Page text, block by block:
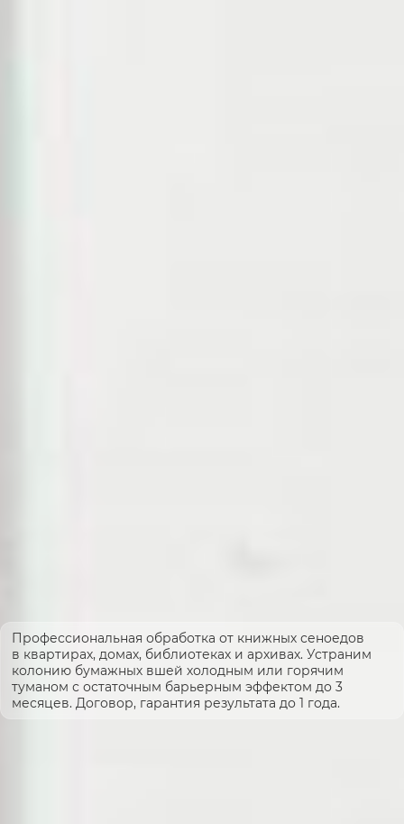
Профессиональная обработка от книжных сеноедов
в квартирах, домах, библиотеках и архивах. Устраним
колонию бумажных вшей холодным или горячим
туманом с остаточным барьерным эффектом до 3
месяцев. Договор, гарантия результата до 1 года.